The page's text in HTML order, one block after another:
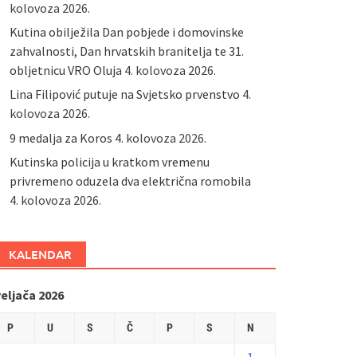
kolovoza 2026.
Kutina obilježila Dan pobjede i domovinske
zahvalnosti, Dan hrvatskih branitelja te 31.
obljetnicu VRO Oluja 4. kolovoza 2026.
Lina Filipović putuje na Svjetsko prvenstvo 4.
kolovoza 2026.
9 medalja za Koros 4. kolovoza 2026.
Kutinska policija u kratkom vremenu
privremeno oduzela dva električna romobila
4. kolovoza 2026.
KALENDAR
2026
P U S Č P S N